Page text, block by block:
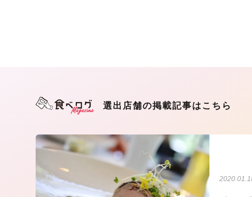
選出店舗の掲載記事はこちら